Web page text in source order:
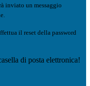
inviato un messaggio
il reset della password
di posta elettronica!